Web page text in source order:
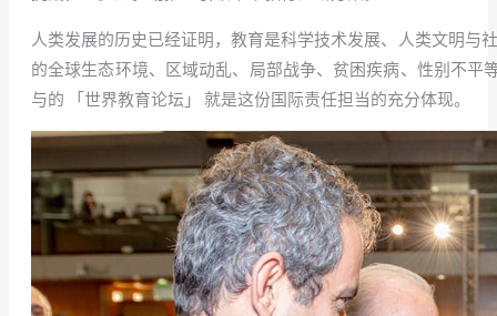
人类发展的历史已经证明，教育是科学技术发展、人类文明与
的全球生态环境、区域动乱、局部战争、贫困疾病、性别不
与的 「世界教育论坛」 就是这份国际责任担当的充分体现。